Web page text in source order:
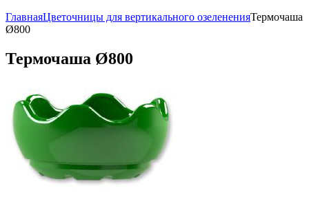
ГлавнаяЦветочницы для вертикального озелененияТермочаша
Ø800
Термочаша Ø800